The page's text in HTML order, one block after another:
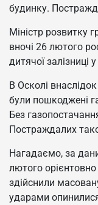
будинку.
Міністр розвитку
вночі 26 лютого
дитячої залізниці
В Осколі
були пошкоджені
Без
Постраждалих
Нагадаємо, за
лютого орієнтовно
здійснили
ударами